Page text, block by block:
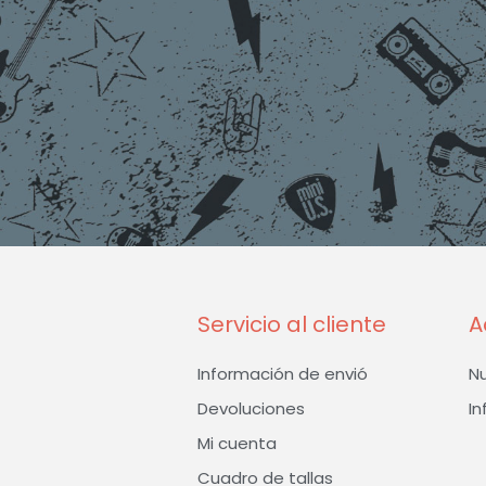
Servicio al cliente
Información de envió
Devoluciones
Mi cuenta
Cuadro de tallas